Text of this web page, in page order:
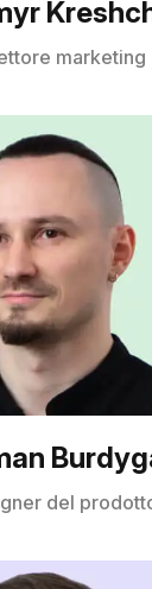
marketing
del